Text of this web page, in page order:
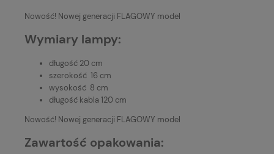
Nowość! Nowej generacji FLAGOWY model
Wymiary lampy:
długość 20 cm
szerokość 16 cm
wysokość 8 cm
długość kabla 120 cm
Nowość! Nowej generacji FLAGOWY model
Zawartość opakowania: